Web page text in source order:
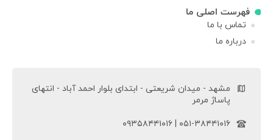
فهرست اصلی ما
تماس با ما
درباره ما
مشهد - میدان شریعتی - ابتدای بلوار احمد آباد - انتهای
پاساژ مرمر
۰۵۱-۳۸۴۴۱۰۱۶ | ۰۹۳۵۸۴۴۱۰۱۶